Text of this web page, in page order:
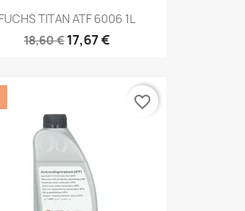
FUCHS TITAN ATF 6006 1L
18,60 € 17,67 €
favorite_border